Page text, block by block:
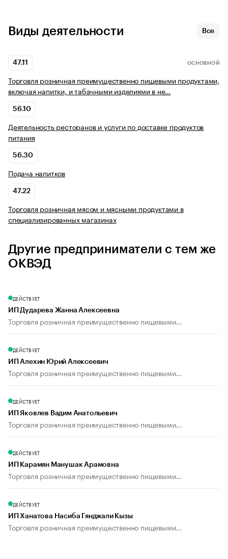
Виды деятельности Все
47.11 ОСНОВНОЙ
Торговля розничная преимущественно пищевыми продуктами,
включая напитки, и табачными изделиями в не…
56.10
Деятельность ресторанов и услуги по доставке продуктов
питания
56.30
Подача напитков
47.22
Торговля розничная мясом и мясными продуктами в
специализированных магазинах
Другие предприниматели с тем же
ОКВЭД
ДЕЙСТВУЕТ
ИП Дударева Жанна Алексеевна
Торговля розничная преимущественно пищевыми...
ДЕЙСТВУЕТ
ИП Алехин Юрий Алексеевич
Торговля розничная преимущественно пищевыми...
ДЕЙСТВУЕТ
ИП Яковлев Вадим Анатольевич
Торговля розничная преимущественно пищевыми...
ДЕЙСТВУЕТ
ИП Карамян Манушак Арамовна
Торговля розничная преимущественно пищевыми...
ДЕЙСТВУЕТ
ИП Ханатова Насиба Гянджали Кызы
Торговля розничная преимущественно пищевыми...